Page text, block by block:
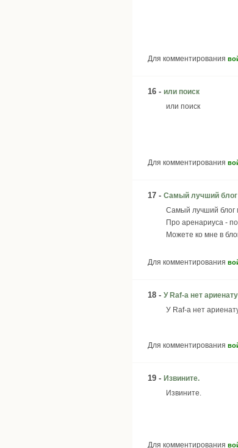
Для комментирования
16 - или поиск
или поиск
Для комментирования
17 - Самый лучший блог
Самый лучший блог
Про аренариуса -
Можете ко мне в
Для комментирования
18 - У Raf-а нет
У Raf-а нет
Для комментирования
19 - Извините.
Извините.
Для комментирования